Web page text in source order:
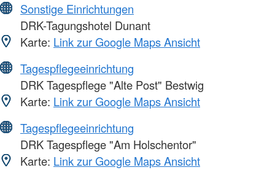
Sonstige Einrichtungen
DRK-Tagungshotel Dunant
Karte: Link zur Google Maps Ansicht
Tagespflegeeinrichtung
DRK Tagespflege "Alte Post" Bestwig
Karte: Link zur Google Maps Ansicht
Tagespflegeeinrichtung
DRK Tagespflege "Am Holschentor"
Karte: Link zur Google Maps Ansicht